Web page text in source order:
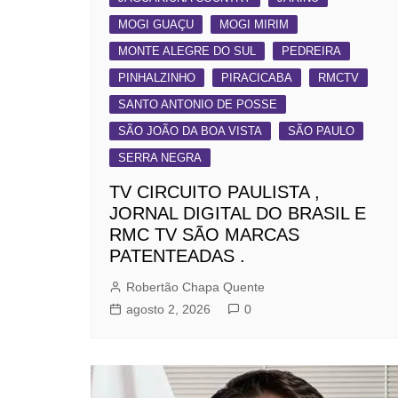
MOGI GUAÇU
MOGI MIRIM
MONTE ALEGRE DO SUL
PEDREIRA
PINHALZINHO
PIRACICABA
RMCTV
SANTO ANTONIO DE POSSE
SÃO JOÃO DA BOA VISTA
SÃO PAULO
SERRA NEGRA
TV CIRCUITO PAULISTA ,
JORNAL DIGITAL DO BRASIL E
RMC TV SÃO MARCAS
PATENTEADAS .
Robertão Chapa Quente
agosto 2, 2026
0